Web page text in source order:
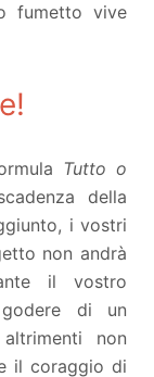
fumetto vive
Tutto o
della
i vostri
non andrà
il vostro
di un
non
il coraggio di